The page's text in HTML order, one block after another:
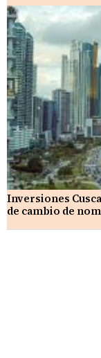
Inversiones
de cambio de